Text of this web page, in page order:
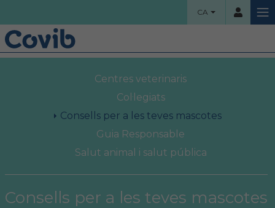
CA
Contrassenya
HOME
Centres veterinaris
Col·legiats
Consells per a les teves mascotes
Guia Responsable
Salut animal i salut pública
Consells per a les teves mascotes